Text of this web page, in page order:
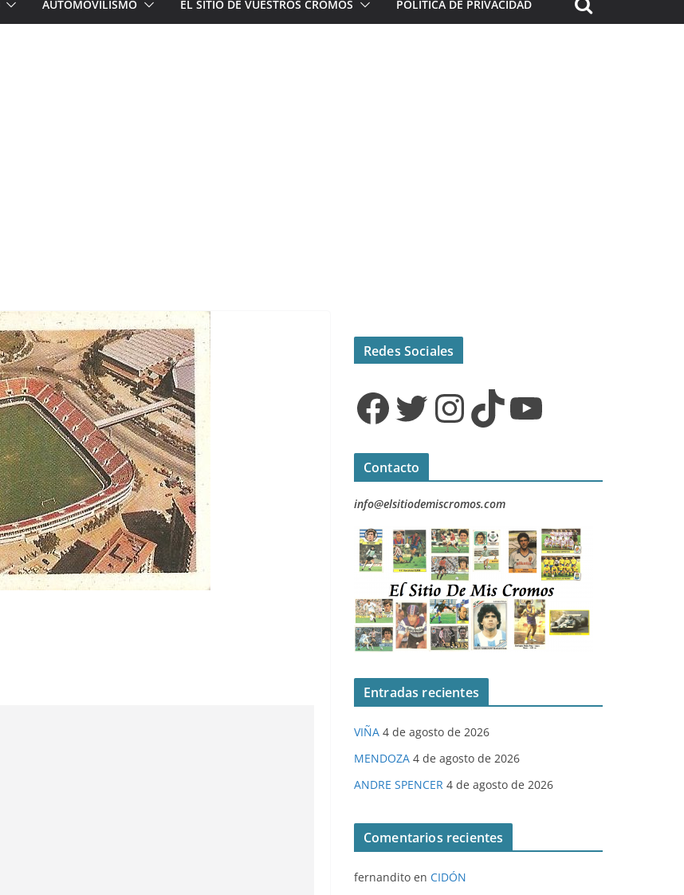
AUTOMOVILISMO EL SITIO DE VUESTROS CROMOS POLÍTICA DE PRIVACIDAD
Redes Sociales
Facebook Twitter InstagramTikTok YouTube
Contacto
info@elsitiodemiscromos.com
Entradas recientes
VIÑA 4 de agosto de 2026
MENDOZA 4 de agosto de 2026
ANDRE SPENCER 4 de agosto de 2026
Comentarios recientes
fernandito en CIDÓN